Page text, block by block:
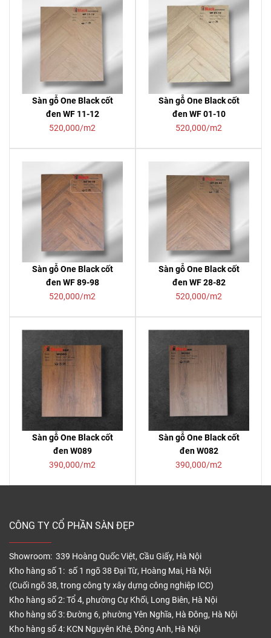
Sàn gỗ One Black cốt
đen WF 11-12
520,000/m2
Sàn gỗ One Black cốt
đen WF 01-10
520,000/m2
Sàn gỗ One Black cốt
đen WF 89-98
520,000/m2
Sàn gỗ One Black cốt
đen WF 28-82
520,000/m2
Sàn gỗ One Black cốt
đen W089
390,000/m2
Sàn gỗ One Black cốt
đen W082
390,000/m2
CÔNG TY CỔ PHẦN SÀN ĐẸP
Showroom: 339 Hoàng Quốc Việt, Cầu Giấy, Hà Nội
Kho hàng số 1: số 1 ngõ 38 Đại Từ, Hoàng Mai, Hà Nội
(Cuối ngõ 38, trong công ty xây dựng công nghiệp ICC)
Kho hàng số 2: Tổ 4, phường Cự Khối, Long Biên, Hà Nội
Kho hàng số 3: Đường 6, phường Yên Nghĩa, Hà Đông, Hà Nội
Kho hàng số 4: KCN Nguyên Khê, Đông Anh, Hà Nội